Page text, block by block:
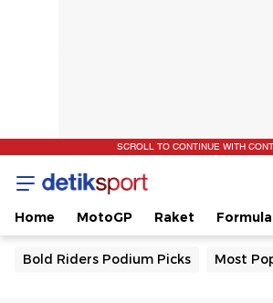
SCROLL TO CONTINUE WITH
Home MotoGP Raket Formula
Bold Riders Podium Picks Most